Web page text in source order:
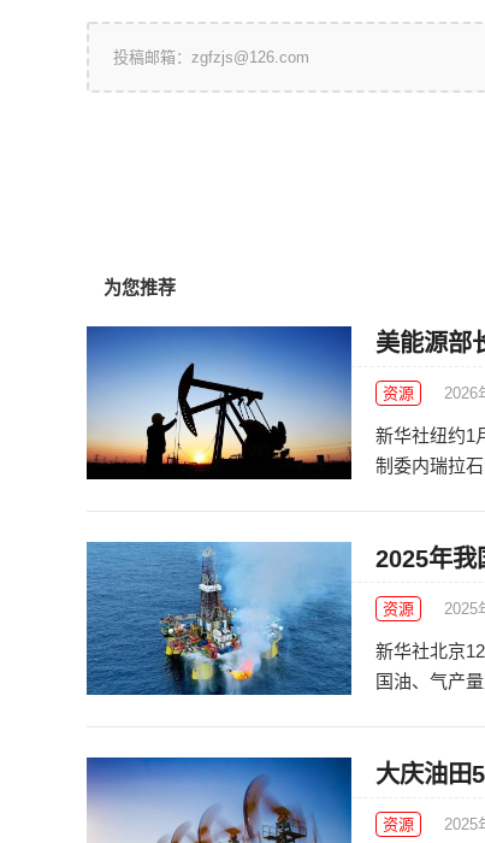
投稿邮箱：zgfzjs@126.com
为您推荐
美能源部
资源 2026
新华社纽约1
制委内瑞拉
2025年我
资源 2025
新华社北京
国油、气产
大庆油田
资源 2025